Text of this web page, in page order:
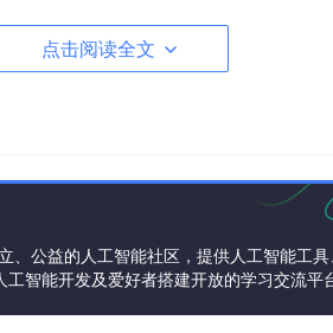
点击阅读全文
、公益的人工智能社区，提供人工智能工
智能开发及爱好者搭建开放的学习交流平